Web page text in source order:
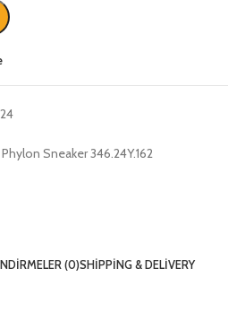
Sneaker 346.24Y.162
(0)SHIPPING & DELIVERY